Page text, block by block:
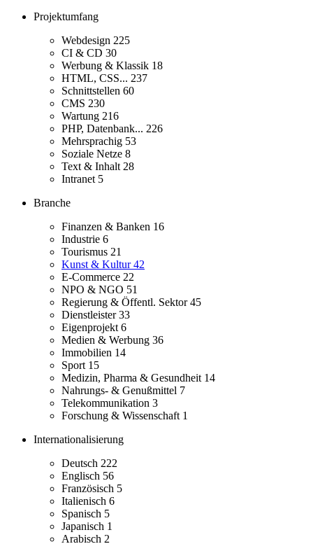
Projektumfang
Webdesign 225
CI & CD 30
Werbung & Klassik 18
HTML, CSS... 237
Schnittstellen 60
CMS 230
Wartung 216
PHP, Datenbank... 226
Mehrsprachig 53
Soziale Netze 8
Text & Inhalt 28
Intranet 5
Branche
Finanzen & Banken 16
Industrie 6
Tourismus 21
Kunst & Kultur42
E-Commerce 22
NPO & NGO 51
Regierung & Öffentl. Sektor45
Dienstleister33
Eigenprojekt 6
Medien & Werbung 36
Immobilien 14
Sport 15
Medizin, Pharma & Gesundheit 14
Nahrungs- & Genußmittel 7
Telekommunikation 3
Forschung & Wissenschaft 1
Internationalisierung
Deutsch 222
Englisch 56
Französisch 5
Italienisch 6
Spanisch 5
Japanisch 1
Arabisch 2